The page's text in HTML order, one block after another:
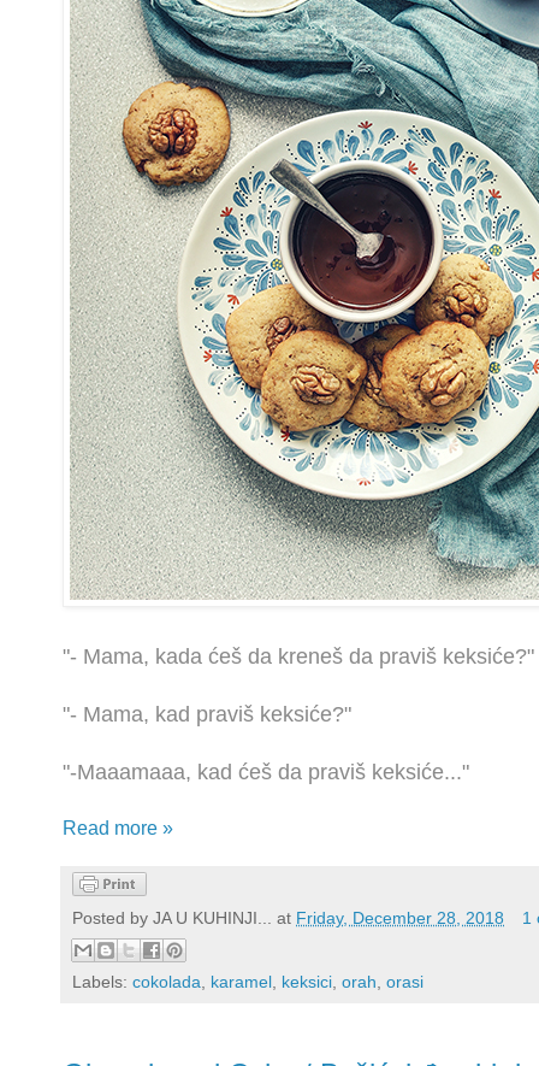
"- Mama, kada ćeš da kreneš da praviš keksiće?"
"- Mama, kad praviš keksiće?"
"-Maaamaaa, kad ćeš da praviš keksiće..."
Read more »
Posted by JA U KUHINJI... at Friday, December 28, 2018 1
Labels: cokolada karamel keksici orah orasi